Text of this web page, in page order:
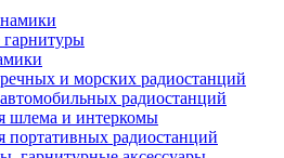
и морских радиостанций
радиостанций
шлема и интеркомы
портативных радиостанций